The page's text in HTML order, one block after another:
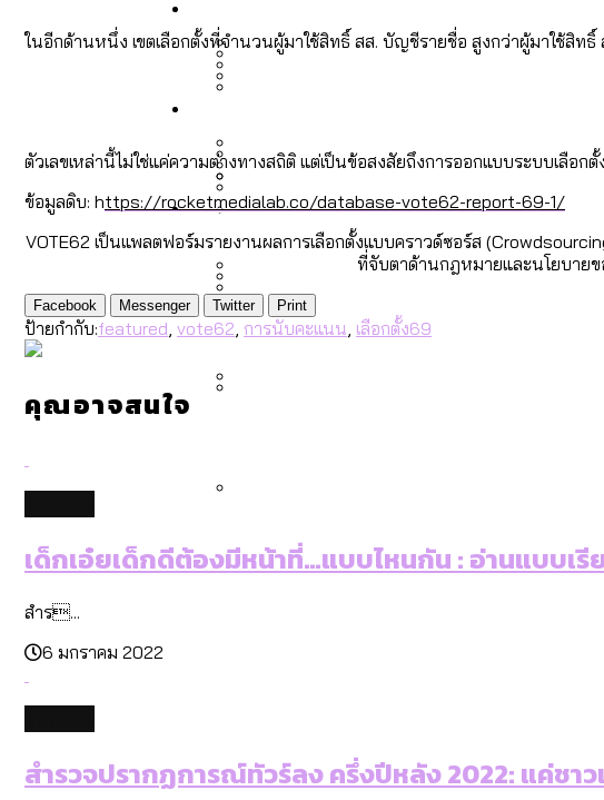
กทม. มีอำนาจแค่ไหน ในการแก้ปัญหาใ
ขยะของคน กทม. ที่ยังถูกนำไปทิ้งที่ ฉะเ
งบระบายน้ำ-ป้องกันน้ำท่วม 4 ปี
ความเกลียดชังที่ขายได้ : สำรวจ
ปีนกำแพงส่องซีรีส์จีน: จีนส่งออกภาพ
สำรวจงบประมาณรายเขตในกรุงเทพฯ
สำรวจรายได้จากการจัดเก็บภาษีในกรุ
กรุงเทพฯ เมืองสังคมผู้สูงอายุ [ข้อมูลดิบ]
กรุงเทพฯ เมืองสังคมผู้สูงอายุ : 36 เข
สำรวจเหตุไฟไหม้ในกรุงเทพฯ 2568 [ข้อ
คำนำหน้านามและกฎหมายสมรสเท่าเทีย
สวนสาธารณะและพื้นที่สีเขียวใน กทม. [ข้
Bangkok Index 2022
DEMO Thailand
About Us
ในอีกด้านหนึ่ง เขตเลือกตั้งที่จำนวนผู้มาใช้สิทธิ์ สส. บัญชีรายชื่อ สูงกว่าผู้มาใช้สิ
ตัวเลขเหล่านี้ไม่ใช่แค่ความต่างทางสถิติ แต่เป็นข้อสงสัยถึงการออกแบบระบบเลื
ข้อมูลดิบ: https://rocketmedialab.co/database-vote62-report-69-1/
VOTE62 เป็นแพลตฟอร์มรายงานผลการเลือกตั้งแบบคราวด์ซอร์ส
ที่จับตาด้านกฎหมายและนโยบายข
Facebook Messenger Twitter Print
ป้ายกำกับ:featured vote62 การนับคะแนน เลือกตั้ง69
คุณอาจสนใจ
เด็กเอ๋ยเด็กดีต้องมีหน้าที่…แบบไหนกัน : อ่านแบบเ
สำร...
6 มกราคม 2022
สำรวจปรากฏการณ์ทัวร์ลง ครึ่งปีหลัง 2022: แค่ชาว